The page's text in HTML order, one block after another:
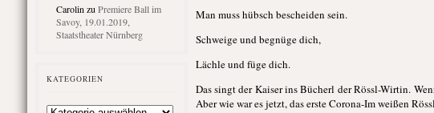
Carolin zu Premiere Ball im
Savoy, 19.01.2019,
Staatstheater Nürnberg
KATEGORIEN
Kategorien
Man muss hübsch bescheiden sein.
Schweige und begnüge dich,
Lächle und füge dich.
Das singt der Kaiser ins Bücherl der Rössl-Wirtin.
Aber wie war es jetzt, das erste Corona-Im weißen